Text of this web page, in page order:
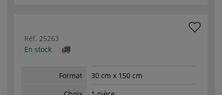
Réf. 25263
En stock
Format
30 cm x 150 cm